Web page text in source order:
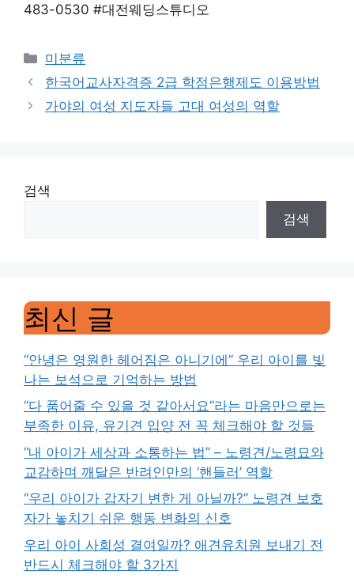
483-0530 #대전웨딩스튜디오
Categories
미분류
한국어교사자격증 2급 학점은행제도 이용방법
가야의 여성 지도자들 고대 여성의 역할
검색
검색
최신 글
“안녕은 영원한 헤어짐은 아니기에” 우리 아이를 빛
나는 보석으로 기억하는 방법
“다 품어줄 수 있을 것 같아서요”라는 마음만으로는
부족한 이유, 유기견 입양 전 꼭 체크해야 할 것들
“내 아이가 세상과 소통하는 법” – 노령견/노령묘와
교감하며 깨달은 반려인만의 ‘핸들러’ 역할
“우리 아이가 갑자기 변한 게 아닐까?” 노령견 보호
자가 놓치기 쉬운 행동 변화의 신호
우리 아이 사회성 결여일까? 애견유치원 보내기 전
반드시 체크해야 할 3가지